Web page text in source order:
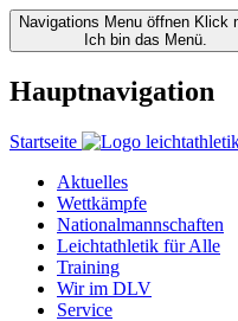
Navigations Menu öffnen Klick
Ich bin das Menü.
Hauptnavigation
Startseite
Aktuelles
Wettkämpfe
Nationalmannschaften
Leichtathletik für Alle
Training
Wir im DLV
Service